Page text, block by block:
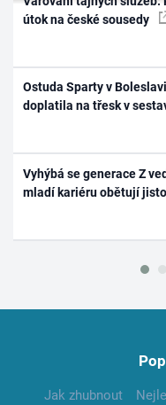
útok na české sousedy
Ostuda Sparty v
doplatila na třesk v
Vyhýbá se generace Z
mladí kariéru obětují
Jak zhubnout